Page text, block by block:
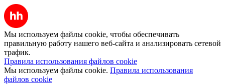
Мы используем файлы cookie, чтобы обеспечивать
правильную работу нашего веб-сайта и анализировать сетевой
трафик.
Правила использования файлов cookie
Мы используем файлы cookie. Правила использования
файлов cookie